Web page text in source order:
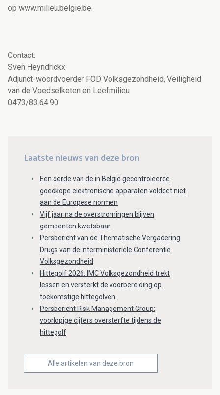
op www.milieu.belgie.be.
Contact:
Sven Heyndrickx
Adjunct-woordvoerder FOD Volksgezondheid, Veiligheid
van de Voedselketen en Leefmilieu
0473/83.64.90
Laatste nieuws van deze bron
Een derde van de in België gecontroleerde
goedkope elektronische apparaten voldoet niet
aan de Europese normen
Vijf jaar na de overstromingen blijven
gemeenten kwetsbaar
Persbericht van de Thematische Vergadering
Drugs van de Interministeriële Conferentie
Volksgezondheid
Hittegolf 2026: IMC Volksgezondheid trekt
lessen en versterkt de voorbereiding op
toekomstige hittegolven
Persbericht Risk Management Group:
voorlopige cijfers oversterfte tijdens de
hittegolf
Alle artikelen van deze bron